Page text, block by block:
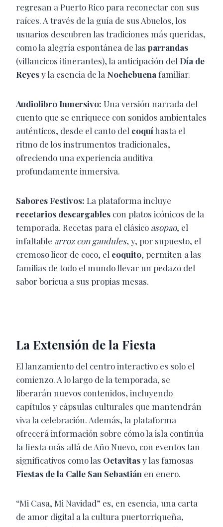
regresan a Puerto Rico para reconectar con sus
raíces. A través de la guía de sus Abuelos, los
usuarios descubren las tradiciones más queridas,
como la alegría espontánea de las parrandas
(villancicos itinerantes), la anticipación del Día de
Reyesy la esencia de la Nochebuena familiar.
Audiolibro Inmersivo: Una versión narrada del
cuento que se enriquece con sonidos ambientales
auténticos, desde el canto del coquíhasta el
ritmo de los instrumentos tradicionales,
ofreciendo una experiencia auditiva
profundamente inmersiva.
Sabores Festivos: La plataforma incluye
recetarios descargables con platos icónicos de la
temporada. Recetas para el clásico asopao, el
infaltable arroz con gandules, y, por supuesto, el
cremoso licor de coco, el coquito, permiten a las
familias de todo el mundo llevar un pedazo del
sabor boricua a sus propias mesas.
La Extensión de la Fiesta
El lanzamiento del centro interactivo es solo el
comienzo. A lo largo de la temporada, se
liberarán nuevos contenidos, incluyendo
capítulos y cápsulas culturales que mantendrán
viva la celebración. Además, la plataforma
ofrecerá información sobre cómo la isla continúa
la fiesta más allá de Año Nuevo, con eventos tan
significativos como las Octavitasy las famosas
Fiestas de la Calle San Sebastián en enero.
“Mi Casa, Mi Navidad” es, en esencia, una carta
de amor digital a la cultura puertorriqueña,